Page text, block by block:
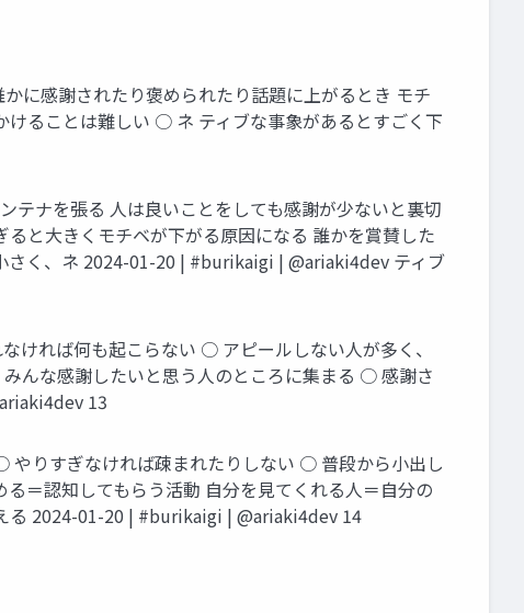
感謝されたり褒められたり話題に上がるとき モチ
ることは難しい ○ ネ ティブな事象があるとすごく下
ナを張る 人は良いことをしても感謝が少ないと裏切
と大きくモチベが下がる原因になる 誰かを賞賛した
く、ネ 2024-01-20 | #burikaigi | @ariaki4dev ティブ
れば何も起こらない ○ アピールしない人が多く、
んな感謝したいと思う人のところに集まる ○ 感謝さ
13
りすぎなければ疎まれたりしない ○ 普段から小出し
＝認知してもらう活動 自分を見てくれる人＝自分の
2024-01-20 | #burikaigi | @ariaki4dev 14